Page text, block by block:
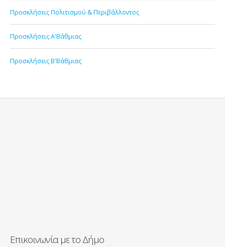
Προσκλήσεις Πολιτισμού & Περιβάλλοντος
Προσκλήσεις Α'Βάθμιας
Προσκλήσεις Β'Βάθμιας
Επικοινωνία με το Δήμο